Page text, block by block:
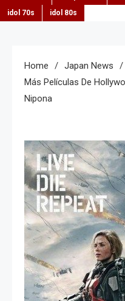
idol 70s
idol 80s
Home
Japan News
Más Películas De
Nipona